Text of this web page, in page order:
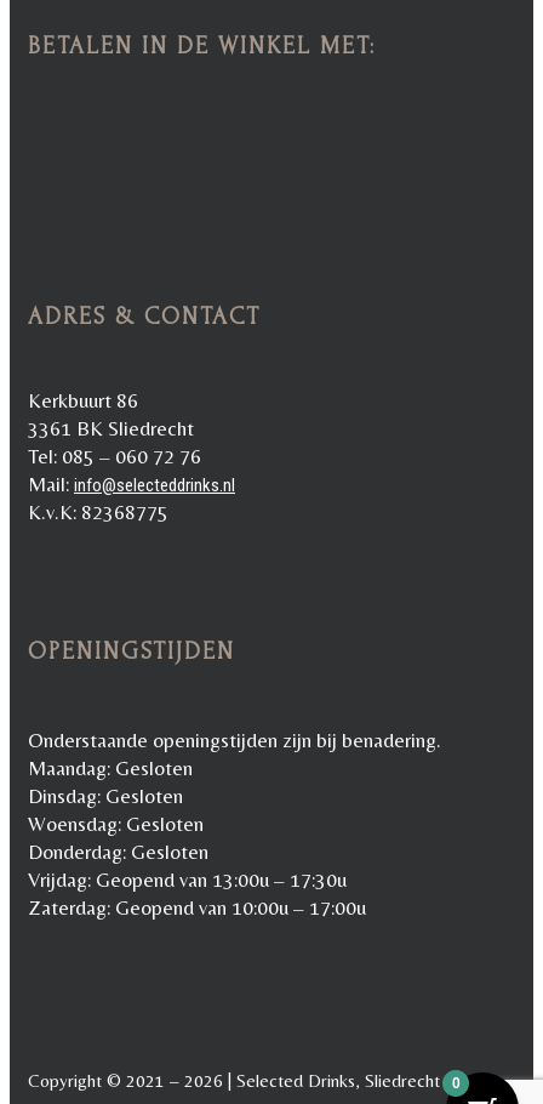
BETALEN IN DE WINKEL MET:
ADRES & CONTACT
Kerkbuurt 86
3361 BK Sliedrecht
Tel: 085 – 060 72 76
Mail: info@selecteddrinks.nl
K.v.K: 82368775
OPENINGSTIJDEN
Onderstaande openingstijden zijn bij benadering.
Maandag: Gesloten
Dinsdag: Gesloten
Woensdag: Gesloten
Donderdag: Gesloten
Vrijdag: Geopend van 13:00u – 17:30u
Zaterdag: Geopend van 10:00u – 17:00u
Copyright © 2021 – 2026 | Selected Drinks, Sliedrecht 0